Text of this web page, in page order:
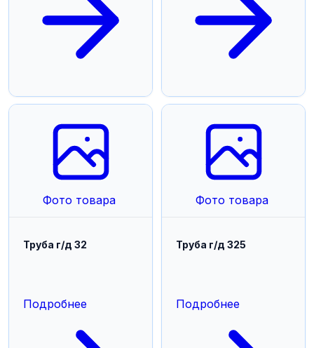
Фото товара
Труба г/д 32
Подробнее
Фото товара
Труба г/д 325
Подробнее